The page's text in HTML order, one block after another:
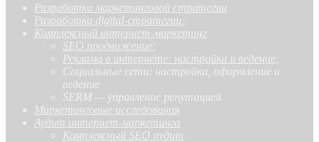
Разработка маркетинговой стратегии
Разработка digital-стратегии ;
Комплексный интернет-маркетинг
SEO продвижение ;
Реклама в интернете: настройка и ведение;
Социальные сети: настройка, оформление и
ведение
SERM — управление репутацией
Маркетинговые исследования
Аудит интернет-маркетинга
Комплексный SEO аудит